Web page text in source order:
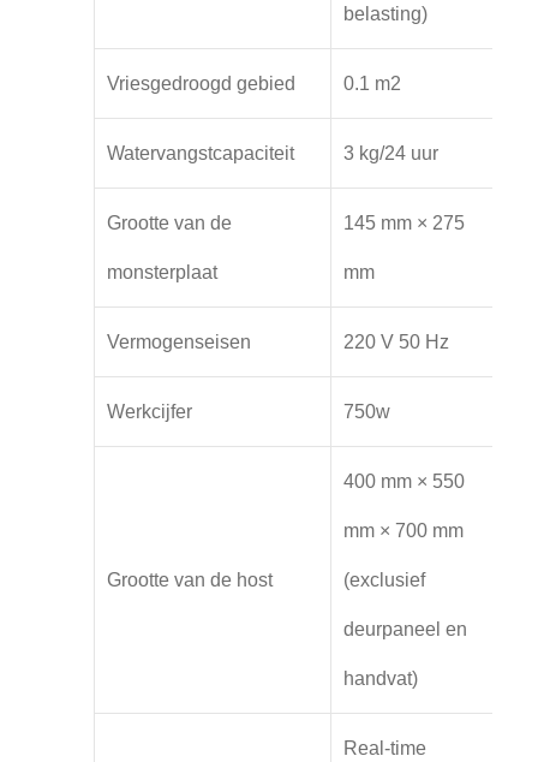
belasting)
Vriesgedroogd gebied 0.1 m2
Watervangstcapaciteit 3 kg/24 uur
Grootte van de
monsterplaat
145 mm × 275
mm
Vermogenseisen 220 V 50 Hz
Werkcijfer 750w
Grootte van de host
400 mm × 550
mm × 700 mm
(exclusief
deurpaneel en
handvat)
Real-time